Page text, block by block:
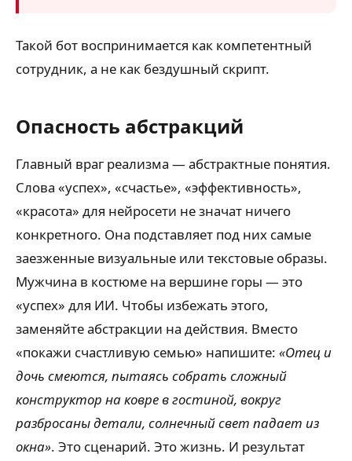
Такой бот воспринимается как компетентный
сотрудник, а не как бездушный скрипт.
Опасность абстракций
Главный враг реализма — абстрактные понятия.
Слова «успех», «счастье», «эффективность»,
«красота» для нейросети не значат ничего
конкретного. Она подставляет под них самые
заезженные визуальные или текстовые образы.
Мужчина в костюме на вершине горы — это
«успех» для ИИ. Чтобы избежать этого,
заменяйте абстракции на действия. Вместо
«покажи счастливую семью» напишите: «Отец и
дочь смеются, пытаясь собрать сложный
конструктор на ковре в гостиной, вокруг
разбросаны детали, солнечный свет падает из
окна». Это сценарий. Это жизнь. И результат